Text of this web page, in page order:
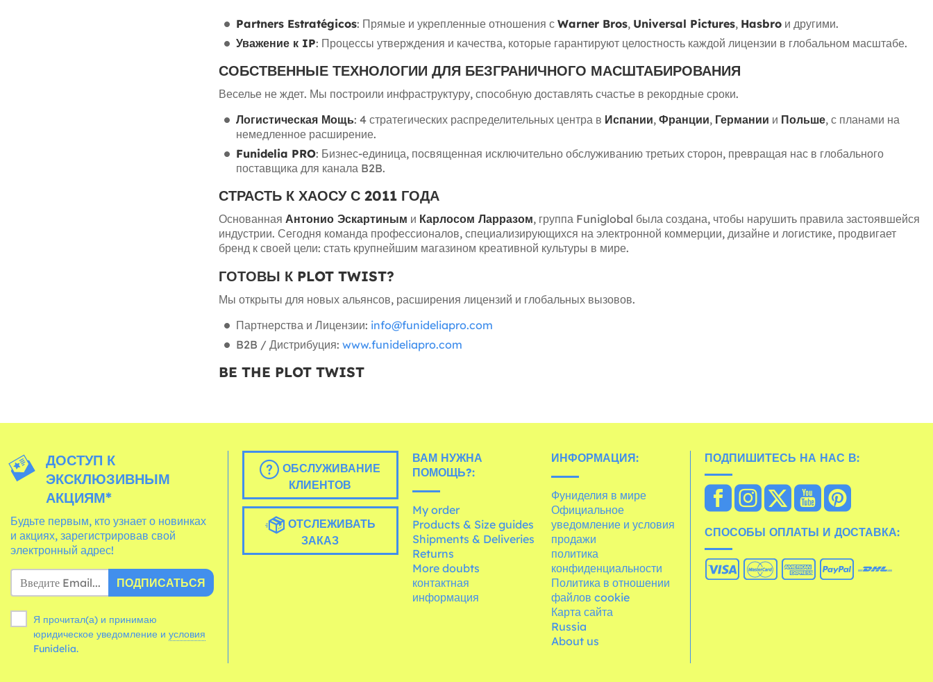
Partners Estratégicos: Прямые и укрепленные отношения с Warner Bros, Universal Pictures, Hasbro и другими.
Уважение к IP: Процессы утверждения и качества, которые гарантируют целостность каждой лицензии в глобальном масштабе.
СОБСТВЕННЫЕ ТЕХНОЛОГИИ ДЛЯ БЕЗГРАНИЧНОГО МАСШТАБИРОВАНИЯ
Веселье не ждет. Мы построили инфраструктуру, способную доставлять счастье в рекордные сроки.
Логистическая Мощь: 4 стратегических распределительных центра в Испании, Франции, Германии и Польше, с планами на
немедленное расширение.
Funidelia PRO: Бизнес-единица, посвященная исключительно обслуживанию третьих сторон, превращая нас в глобального
поставщика для канала B2B.
СТРАСТЬ К ХАОСУ С 2011 ГОДА
Основанная Антонио Эскартиным и Карлосом Ларразом, группа Funiglobal была создана, чтобы нарушить правила застоявшейся
индустрии. Сегодня команда профессионалов, специализирующихся на электронной коммерции, дизайне и логистике, продвигает
бренд к своей цели: стать крупнейшим магазином креативной культуры в мире.
ГОТОВЫ К PLOT TWIST?
Мы открыты для новых альянсов, расширения лицензий и глобальных вызовов.
Партнерства и Лицензии: info@funideliapro.com
B2B / Дистрибуция: www.funideliapro.com
BE THE PLOT TWIST
ДОСТУП К
ЭКСКЛЮЗИВНЫМ
АКЦИЯМ*
Будьте первым, кто узнает о новинках
и акциях, зарегистрировав свой
электронный адрес!
ПОДПИСАТЬСЯ
Я прочитал(а) и принимаю
юридическое уведомление и условия
Funidelia.
ОБСЛУЖИВАНИЕ
КЛИЕНТОВ
ОТСЛЕЖИВАТЬ
ЗАКАЗ
ВАМ НУЖНА
ПОМОЩЬ?:
My order
Products & Size guides
Shipments & Deliveries
Returns
More doubts
контактная
информация
ИНФОРМАЦИЯ:
Фуниделия в мире
Официальное
уведомление и условия
продажи
политика
конфиденциальности
Политика в отношении
файлов cookie
Карта сайта
Russia
About us
ПОДПИШИТЕСЬ НА НАС В:
СПОСОБЫ ОПЛАТЫ И ДОСТАВКА: